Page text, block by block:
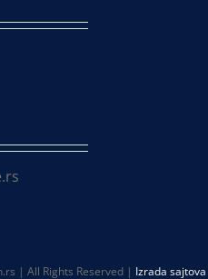
| All Rights Reserved | Izrada sajtova